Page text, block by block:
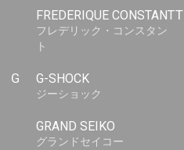
FREDERIQUE CONSTANT
フレデリック・コンスタン
ト
G G-SHOCK
ジーショック
GRAND SEIKO
グランドセイコー
T